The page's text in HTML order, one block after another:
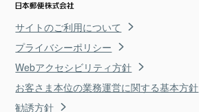
サイトのご利用について
プライバシーポリシー
Webアクセシビリティ方針
お客さま本位の業務運営に関する基本方針
勧誘方針